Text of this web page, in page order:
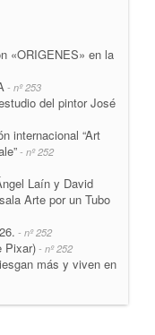
«ORIGENES» en la
- nº 253
del pintor José
internacional “Art
- nº 252
Laín y David
Arte por un Tubo
- nº 252
Pixar) - nº 252
más y viven en